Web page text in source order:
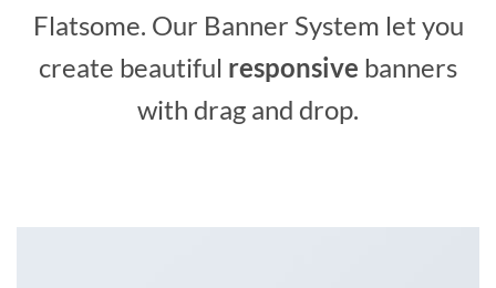
Flatsome. Our Banner System let you
create beautiful responsive banners
with drag and drop.